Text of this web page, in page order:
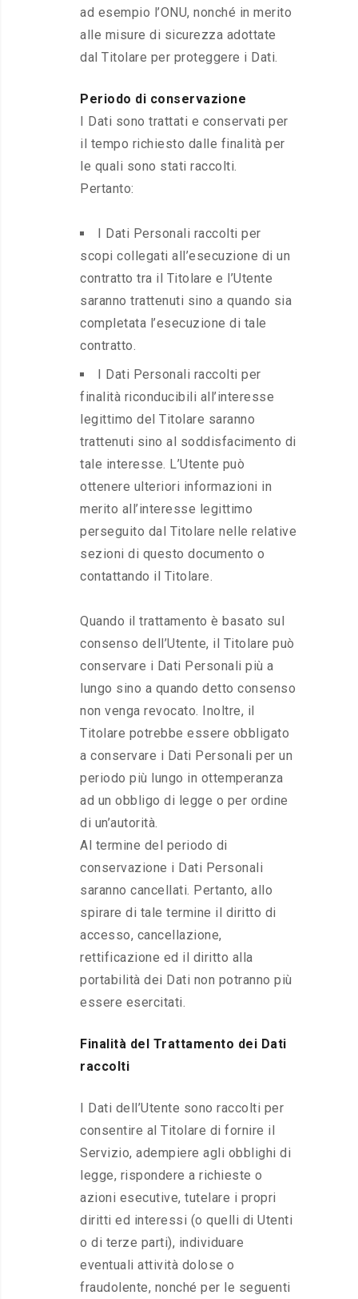
ad esempio l’ONU, nonché in merito
alle misure di sicurezza adottate
dal Titolare per proteggere i Dati.
Periodo di conservazione
I Dati sono trattati e conservati per
il tempo richiesto dalle finalità per
le quali sono stati raccolti.
Pertanto:
I Dati Personali raccolti per
scopi collegati all’esecuzione di un
contratto tra il Titolare e l’Utente
saranno trattenuti sino a quando sia
completata l’esecuzione di tale
contratto.
I Dati Personali raccolti per
finalità riconducibili all’interesse
legittimo del Titolare saranno
trattenuti sino al soddisfacimento di
tale interesse. L’Utente può
ottenere ulteriori informazioni in
merito all’interesse legittimo
perseguito dal Titolare nelle relative
sezioni di questo documento o
contattando il Titolare.
Quando il trattamento è basato sul
consenso dell’Utente, il Titolare può
conservare i Dati Personali più a
lungo sino a quando detto consenso
non venga revocato. Inoltre, il
Titolare potrebbe essere obbligato
a conservare i Dati Personali per un
periodo più lungo in ottemperanza
ad un obbligo di legge o per ordine
di un’autorità.
Al termine del periodo di
conservazione i Dati Personali
saranno cancellati. Pertanto, allo
spirare di tale termine il diritto di
accesso, cancellazione,
rettificazione ed il diritto alla
portabilità dei Dati non potranno più
essere esercitati.
Finalità del Trattamento dei Dati
raccolti
I Dati dell’Utente sono raccolti per
consentire al Titolare di fornire il
Servizio, adempiere agli obblighi di
legge, rispondere a richieste o
azioni esecutive, tutelare i propri
diritti ed interessi (o quelli di Utenti
o di terze parti), individuare
eventuali attività dolose o
fraudolente, nonché per le seguenti